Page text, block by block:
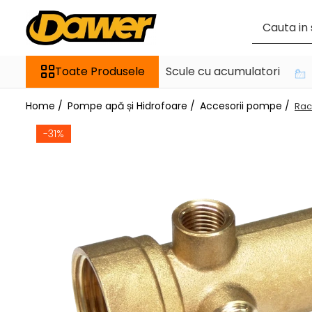
Toate Produsele
Pompe apă și Hidrofoare
Pompe submersibile
Hidrofoare
Accesorii pompe
Scule și Unelte electrice
Masini de gaurit
Toate Produsele Scule cu acumulatori
Home / Pompe apă și Hidrofoare / Accesorii pompe /
-31%